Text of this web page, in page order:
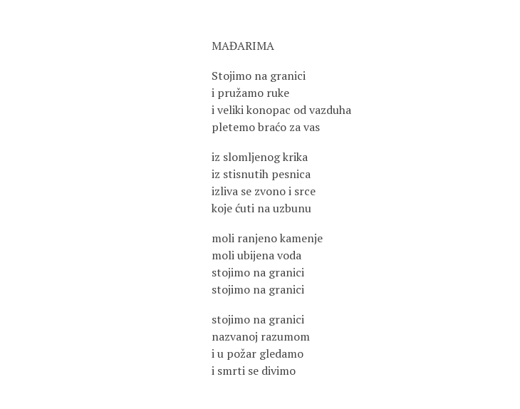
MAĐARIMA
Stojimo na granici
i pružamo ruke
i veliki konopac od vazduha
pletemo braćo za vas
iz slomljenog krika
iz stisnutih pesnica
izliva se zvono i srce
koje ćuti na uzbunu
moli ranjeno kamenje
moli ubijena voda
stojimo na granici
stojimo na granici
stojimo na granici
nazvanoj razumom
i u požar gledamo
i smrti se divimo